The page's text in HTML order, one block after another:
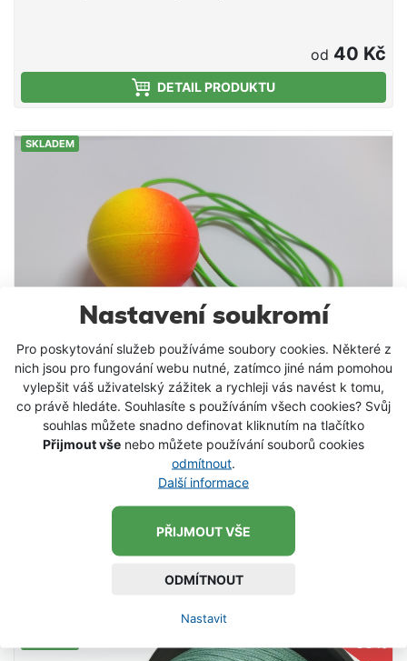
Nastavení soukromí
Pro poskytování služeb používáme soubory cookies. Některé z
nich jsou pro fungování webu nutné, zatímco jiné nám pomohou
vylepšit váš uživatelský zážitek a rychleji vás navést k tomu,
co právě hledáte. Souhlasíte s používáním všech cookies? Svůj
souhlas můžete snadno definovat kliknutím na tlačítko
Přijmout vše nebo můžete používání souborů cookies
odmítnout
Další informace
PŘIJMOUT VŠE
ODMÍTNOUT
Nastavit
od 40 Kč
DETAIL PRODUKTU
SKLADEM
Čihátko na šňůrce - průměr 38 mm
VLOŽIT DO KOŠÍKU
-66 %